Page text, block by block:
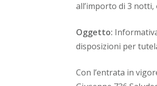
all’importo di 3
Oggetto:
disposizioni per
Con l’entrata in